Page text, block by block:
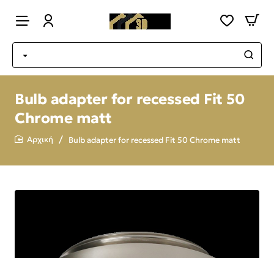
Bulb adapter for recessed Fit 50
Chrome matt
Bulb adapter for recessed Fit 50 Chrome matt